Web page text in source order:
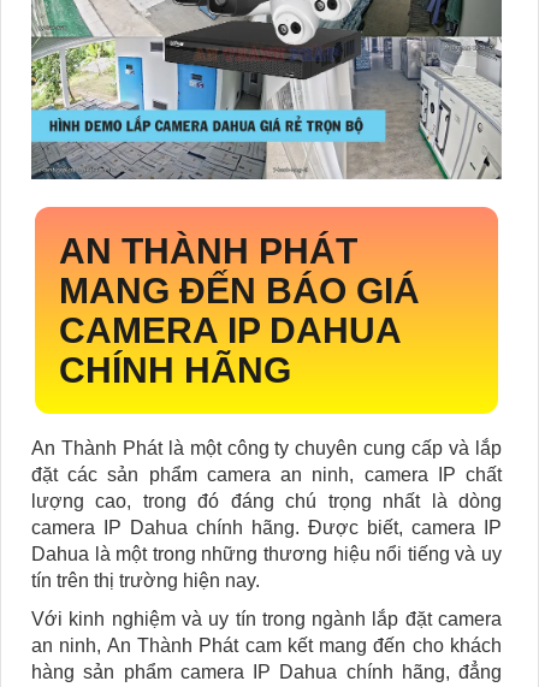
AN THÀNH PHÁT
MANG ĐẾN BÁO GIÁ
CAMERA IP DAHUA
CHÍNH HÃNG
An Thành Phát là một công ty chuyên cung cấp và lắp
đặt các sản phẩm camera an ninh, camera IP chất
lượng cao, trong đó đáng chú trọng nhất là dòng
camera IP Dahua chính hãng. Được biết, camera IP
Dahua là một trong những thương hiệu nổi tiếng và uy
tín trên thị trường hiện nay.
Với kinh nghiệm và uy tín trong ngành lắp đặt camera
an ninh, An Thành Phát cam kết mang đến cho khách
hàng sản phẩm camera IP Dahua chính hãng, đẳng